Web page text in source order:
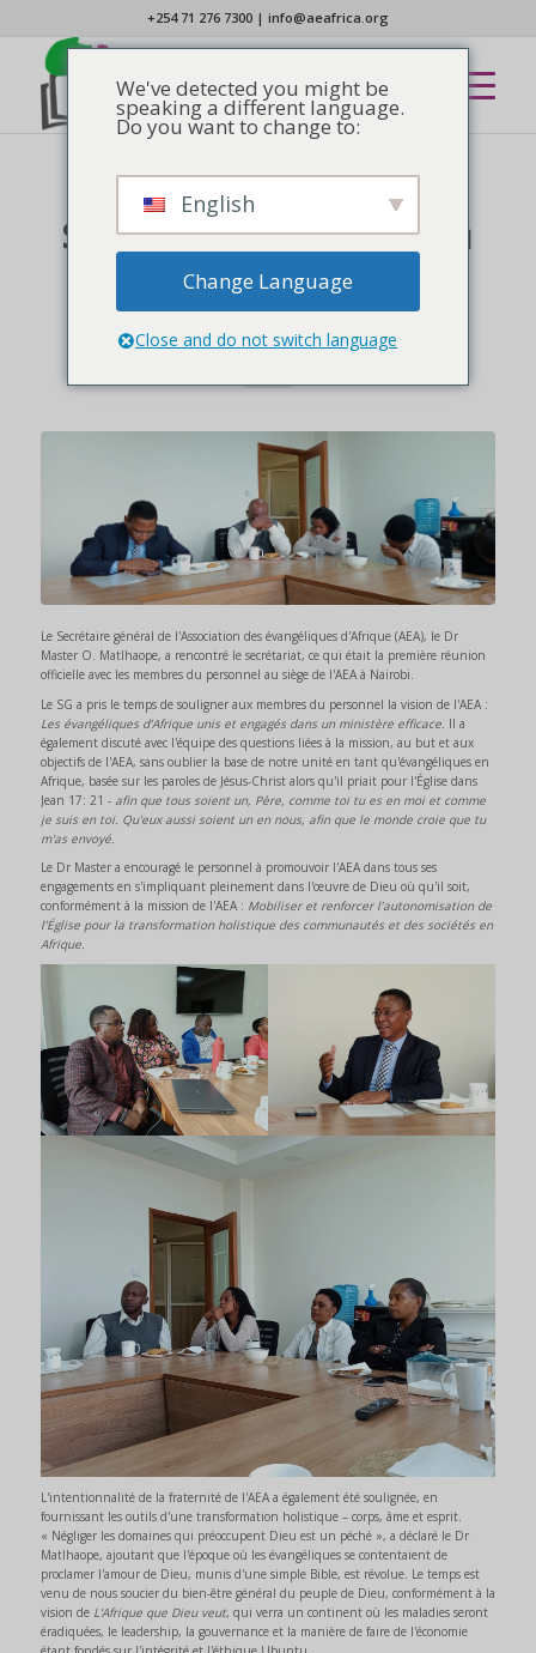
+254 71 276 7300| info@aeafrica.org
EN VEDETTE
Si vous ne savez pas où
vous allez, vous
n'arriverez jamais
Le Secrétaire général de l'Association des évangéliques d'Afrique (AEA), le Dr
Master O. Matlhaope, a rencontré le secrétariat, ce qui était la première réunion
officielle avec les membres du personnel au siège de l'AEA à Nairobi.
Le SG a pris le temps de souligner aux membres du personnel la vision de l'AEA :
Les évangéliques d’Afrique unis et engagés dans un ministère efficace. Il a
également discuté avec l'équipe des questions liées à la mission, au but et aux
objectifs de l'AEA, sans oublier la base de notre unité en tant qu'évangéliques en
Afrique, basée sur les paroles de Jésus-Christ alors qu'il priait pour l'Église dans
Jean 17: 21 - afin que tous soient un, Père, comme toi tu es en moi et comme
je suis en toi. Qu'eux aussi soient un en nous, afin que le monde croie que tu
m'as envoyé.
Le Dr Master a encouragé le personnel à promouvoir l'AEA dans tous ses
engagements en s'impliquant pleinement dans l'œuvre de Dieu où qu'il soit,
conformément à la mission de l'AEA : Mobiliser et renforcer l’autonomisation de
l’Église pour la transformation holistique des communautés et des sociétés en
Afrique.
L'intentionnalité de la fraternité de l'AEA a également été soulignée, en
fournissant les outils d'une transformation holistique – corps, âme et esprit.
« Négliger les domaines qui préoccupent Dieu est un péché », a déclaré le Dr
Matlhaope, ajoutant que l'époque où les évangéliques se contentaient de
proclamer l'amour de Dieu, munis d'une simple Bible, est révolue. Le temps est
venu de nous soucier du bien-être général du peuple de Dieu, conformément à la
vision de L'Afrique que Dieu veut, qui verra un continent où les maladies seront
éradiquées, le leadership, la gouvernance et la manière de faire de l'économie
We've detected you might be
speaking a different language.
Do you want to change to:
English
Change Language
Close and do not switch language